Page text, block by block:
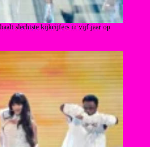
slechtste kijkcijfers in vijf jaar op